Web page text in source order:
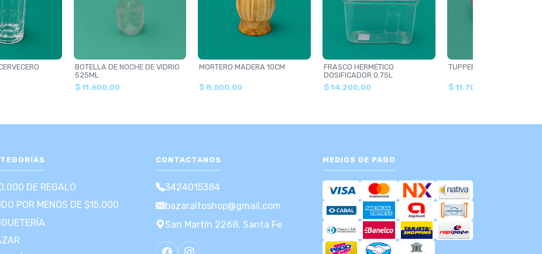
BOTELLA DE NOCHE DE VIDRIO
525ML
$ 11.600,00
MORTERO MADERA 10CM
$ 8.500,00
FRASCO HERMÉTICO
DOSIFICADOR 0.75L
$ 14.200,00
TUPPER DE VIDRIO
$ 11.700,00
DE REGALO
POR MENOS DE $15.000
CONTACTANOS
3424015384
bazaraltoshop@gmail.com
San Martín 2268, Santa Fe
MEDIOS DE PAGO